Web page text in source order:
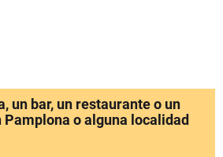
un bar, un restaurante o un
o alguna localidad